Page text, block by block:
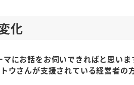
化
にお話をお伺いできればと思いま
ウさんが支援されている経営者の